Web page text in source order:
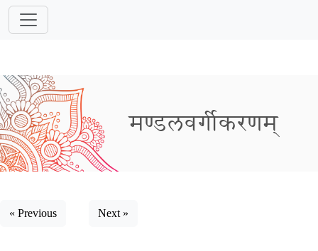
मण्डलवर्गीकरणम्
« Previous Next »